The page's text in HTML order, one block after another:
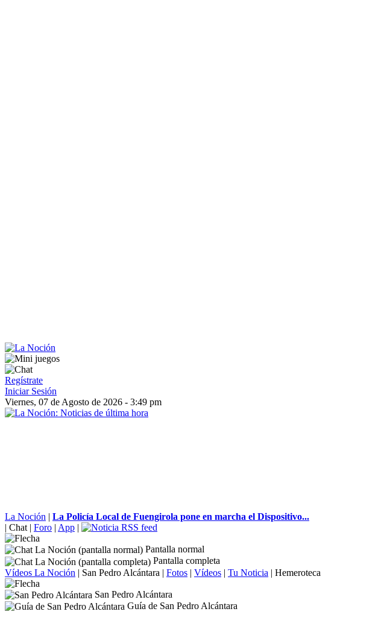
Regístrate
Iniciar Sesión
Viernes, 07 de Agosto de 2026 - 3:49 pm
La Noción | La Policía Local de Fuengirola pone en marcha el Dispositivo...
| Chat | Foro | App |
Pantalla normal
Pantalla completa
Vídeos La Noción | San Pedro Alcántara | Fotos | Vídeos | Tu Noticia | Hemeroteca
San Pedro Alcántara
Guía de San Pedro Alcántara